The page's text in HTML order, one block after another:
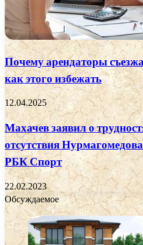
Почему арендаторы
как этого избежать
12.04.2025
Махачев заявил о
отсутствия
РБК Спорт
22.02.2023
Обсуждаемое